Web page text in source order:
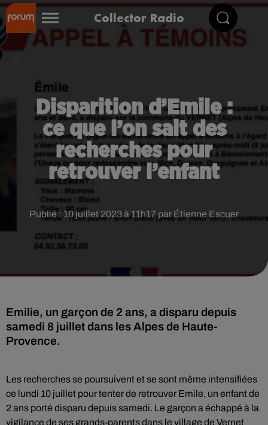
Collector Radio
Disparition d’Emile :
ce que l’on sait des
recherches pour
retrouver l’enfant
Publié : 10 juillet 2023 à 11h17 par Étienne Escuer
Emilie, un garçon de 2 ans, a disparu depuis
samedi 8 juillet dans les Alpes de Haute-
Provence.
Les recherches se poursuivent et se sont même intensifiées
ce lundi 10 juillet pour tenter de retrouver Emile, un enfant de
2 ans porté disparu depuis samedi. Le garçon a échappé à la
vigilance de ses grands-parents dans le village de Vernet